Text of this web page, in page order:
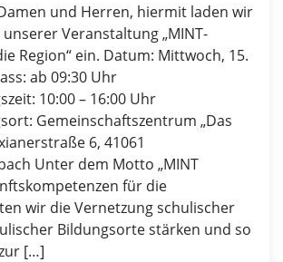
und Herren, hiermit laden wir
unserer Veranstaltung „MINT-
Region“ ein. Datum: Mittwoch, 15.
ab 09:30 Uhr
10:00 – 16:00 Uhr
Gemeinschaftszentrum „Das
6, 41061
Unter dem Motto „MINT
für die
wir die Vernetzung schulischer
Bildungsorte stärken und so
[…]